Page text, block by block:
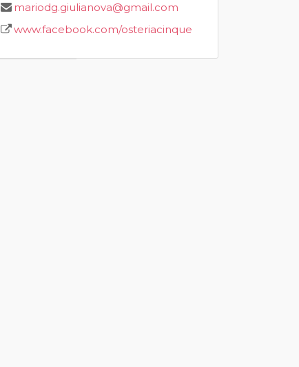
Vicino al mare
mariodg.giulianova@gmail.com
www.facebook.com/osteriacinque